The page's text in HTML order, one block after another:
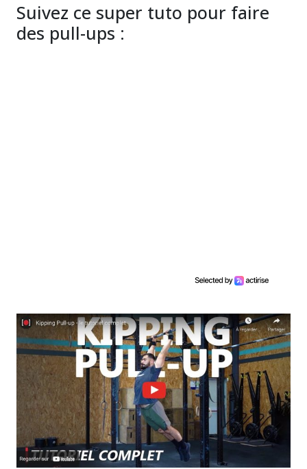
Suivez ce super tuto pour faire
des pull-ups :